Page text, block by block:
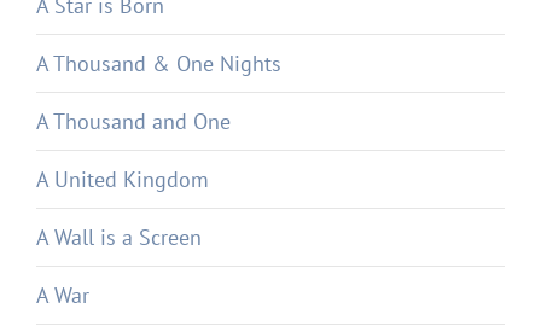
A Thousand & One Nights
A Thousand and One
A United Kingdom
A Wall is a Screen
A War